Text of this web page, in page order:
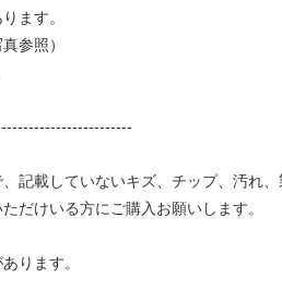
ます。
参照）
記載していないキズ、チップ、汚れ
だけいる方にご購入お願いします。
ります。